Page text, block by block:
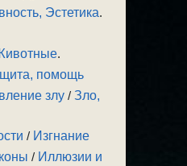
Эстетика.
.
помощь
злу /Зло,
/ Изгнание
/ Иллюзии и